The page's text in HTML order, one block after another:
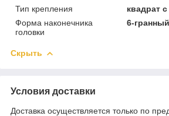
Тип крепления
квадрат
Форма наконечника
головки
6-гранный
Скрыть
Условия доставки
Доставка осуществляется только по